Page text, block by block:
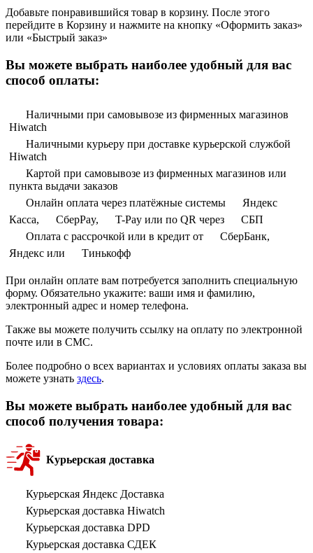
Добавьте понравившийся товар в корзину. После этого
перейдите в Корзину и нажмите на кнопку «Оформить заказ»
или «Быстрый заказ»
Вы можете выбрать наиболее удобный для вас
способ оплаты:
Наличными при самовывозе из фирменных магазинов
Hiwatch
Наличными курьеру при доставке курьерской службой
Hiwatch
Картой при самовывозе из фирменных магазинов или
пункта выдачи заказов
Онлайн оплата через платёжные системы
Яндекс
Касса,
СберPay, T-Pay или по QR через
СБП
Оплата с рассрочкой или в кредит от
СберБанк,
Яндекс или
Тинькофф
При онлайн оплате вам потребуется заполнить специальную
форму. Обязательно укажите: ваши имя и фамилию,
электронный адрес и номер телефона.
Также вы можете получить ссылку на оплату по электронной
почте или в СМС.
Более подробно о всех вариантах и условиях оплаты заказа вы
можете узнать здесь.
Вы можете выбрать наиболее удобный для вас
способ получения товара:
Курьерская доставка
Курьерская Яндекс Доставка
Курьерская доставка Hiwatch
Курьерская доставка DPD
Курьерская доставка СДЕК